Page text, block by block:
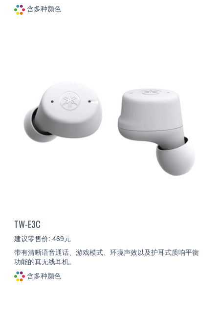
含多种颜色
TW-E3C
建议零售价: 469元
带有清晰语音通话、游戏模式、环境声效以及护耳式质响平衡
功能的真无线耳机。
含多种颜色